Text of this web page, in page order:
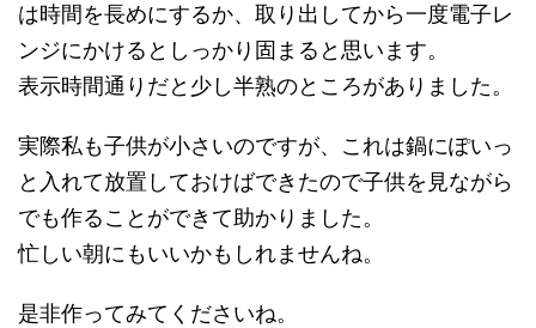
は時間を長めにするか、取り出してから一度電子レ
ンジにかけるとしっかり固まると思います。
表示時間通りだと少し半熟のところがありました。
実際私も子供が小さいのですが、これは鍋にぽいっ
と入れて放置しておけばできたので子供を見ながら
でも作ることができて助かりました。
忙しい朝にもいいかもしれませんね。
是非作ってみてくださいね。